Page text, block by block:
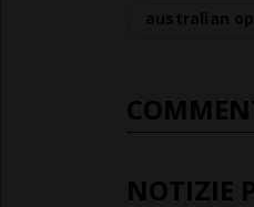
NOTIZIE